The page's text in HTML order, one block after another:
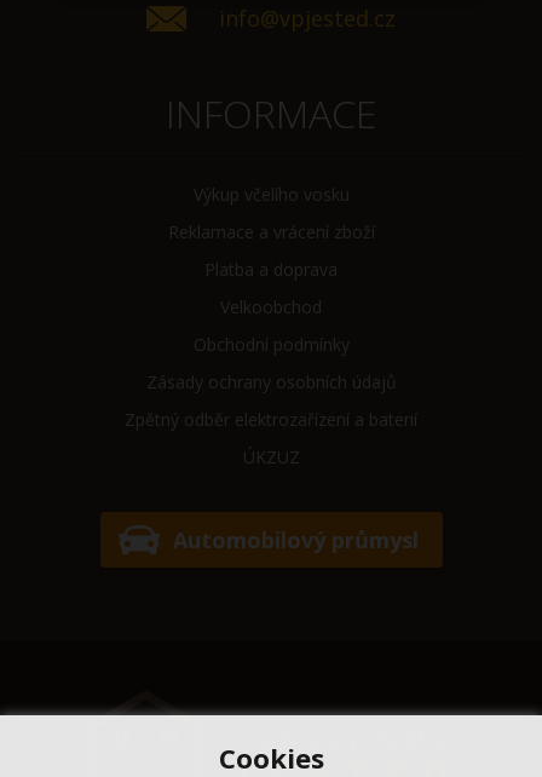
info@vpjested.cz
INFORMACE
Výkup včelího vosku
Reklamace a vrácení zboží
Platba a doprava
Velkoobchod
Obchodní podmínky
Zásady ochrany osobních údajů
Zpětný odběr elektrozařízení a baterií
ÚKZUZ
Automobilový průmysl
Cookies